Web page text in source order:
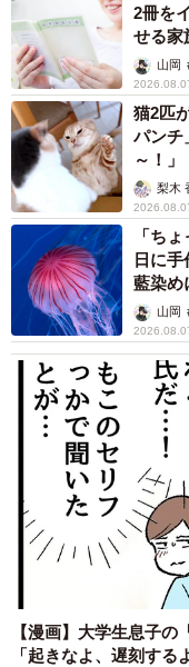
2冊を
せる家
山岡
猫2匹
パン
～！
梨木
「ち
日に
藍染
ごい」
山岡
【漫画】大学生息子
「起きなよ、遅刻す